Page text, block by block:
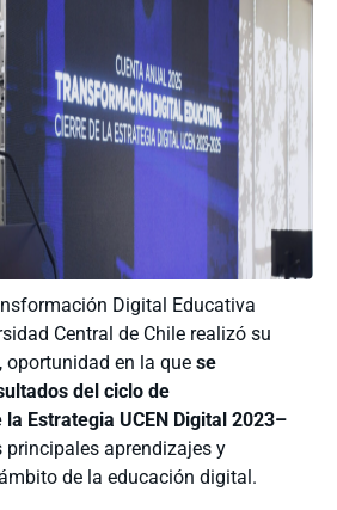
Digital Educativa
Central de Chile realizó su
oportunidad en la que se
del ciclo de
Estrategia UCEN Digital 2023–
principales aprendizajes y
de la educación digital.